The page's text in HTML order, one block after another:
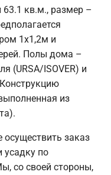
кв.м., размер –
1х1,2м и
Полы дома –
(URSA/ISOVER) и
из
заказ
усадку по
со своей стороны,